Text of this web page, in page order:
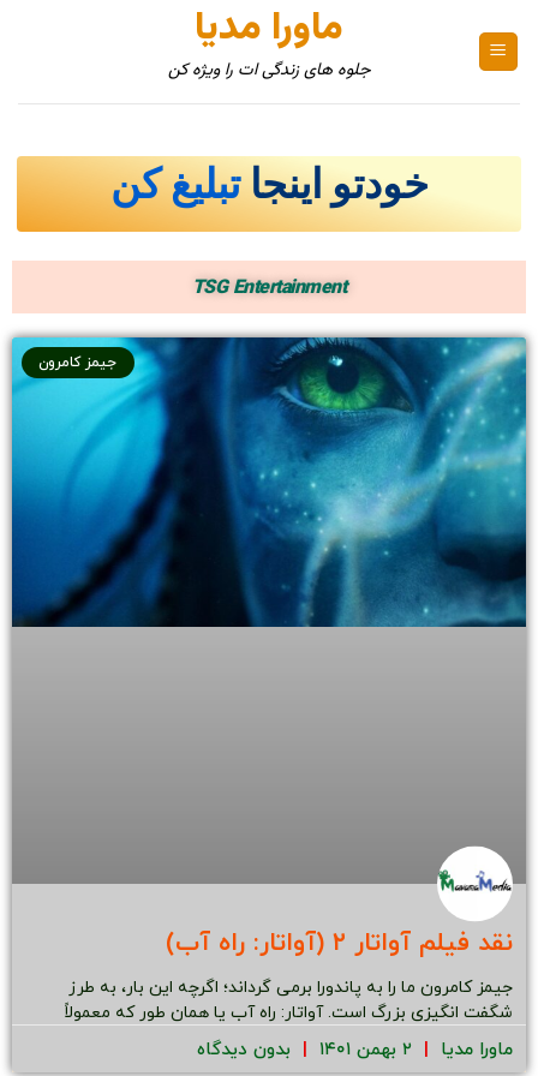
ماورا مدیا
جلوه های زندگی ات را ویژه کن
خودتو اینجا تبلیغ کن
TSG Entertainment
جیمز کامرون
نقد فیلم آواتار ۲ (آواتار: راه آب)
جیمز کامرون ما را به پاندورا برمی گرداند؛ اگرچه این بار، به طرز
شگفت انگیزی بزرگ است. آواتار: راه آب یا همان طور که معمولاً
ماورا مدیا بدون دیدگاه